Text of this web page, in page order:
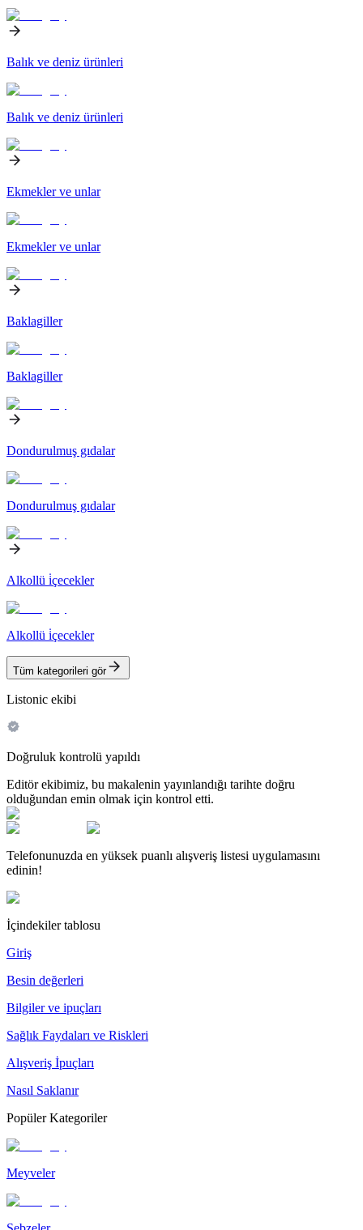
Balık ve deniz ürünleri
Balık ve deniz ürünleri
Ekmekler ve unlar
Ekmekler ve unlar
Baklagiller
Baklagiller
Dondurulmuş gıdalar
Dondurulmuş gıdalar
Alkollü i̇çecekler
Alkollü i̇çecekler
Tüm kategorileri gör
Listonic ekibi
Doğruluk kontrolü yapıldı
Editör ekibimiz, bu makalenin yayınlandığı tarihte doğru
olduğundan emin olmak için kontrol etti.
Telefonunuzda en yüksek puanlı alışveriş listesi uygulamasını
edinin!
İçindekiler tablosu
Giriş
Besin değerleri
Bilgiler ve ipuçları
Sağlık Faydaları ve Riskleri
Alışveriş İpuçları
Nasıl Saklanır
Popüler Kategoriler
Meyveler